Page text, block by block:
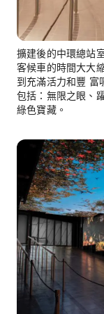
擴建後的中環總站
客候車的時間大大
到充滿活力和豐 富
包括：無限之眼、
綠色寶藏。